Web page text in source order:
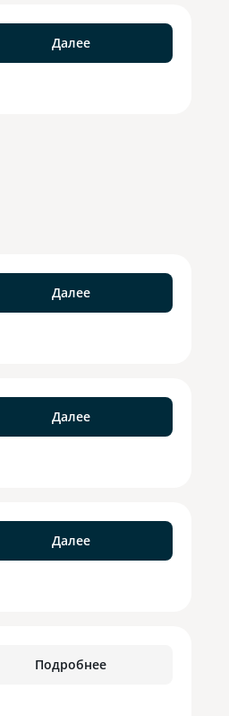
Далее
Далее
Далее
Далее
Подробнее